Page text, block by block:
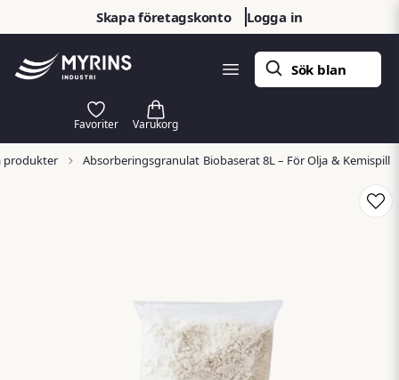
Skapa företagskonto Logga in
produkter Absorberingsgranulat Biobaserat 8L – För Olja & Kemispill